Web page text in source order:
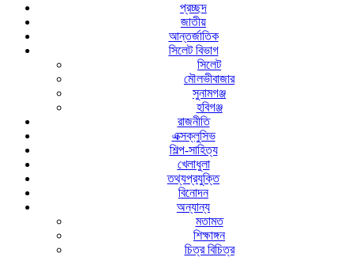
প্রচ্ছদ
জাতীয়
আন্তর্জাতিক
সিলেট বিভাগ
সিলেট
মৌলভীবাজার
সুনামগঞ্জ
হবিগঞ্জ
রাজনীতি
এক্সক্লুসিভ
শিল্প-সাহিত্য
খেলাধুলা
তথ্যপ্রযুক্তি
বিনোদন
অন্যান্য
মতামত
শিক্ষাঙ্গন
চিত্র বিচিত্র